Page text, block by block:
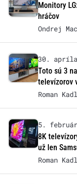
Monitory
hráčov
Ondrej
30. apríla
Toto sú 3
televízorov
Roman
5.
8K
už len
Roman